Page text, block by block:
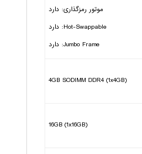
موتور رمزگذاری: دارد
Hot-Swappable: دارد
Jumbo Frame: دارد
4GB SODIMM DDR4 (1x4GB)
16GB (1x16GB)